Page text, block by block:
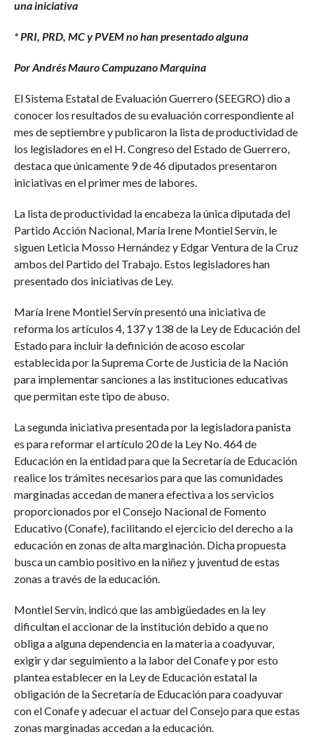
una iniciativa
* PRI, PRD, MC y PVEM no han presentado alguna
Por Andrés Mauro Campuzano Marquina
El Sistema Estatal de Evaluación Guerrero (SEEGRO) dio a
conocer los resultados de su evaluación correspondiente al
mes de septiembre y publicaron la lista de productividad de
los legisladores en el H. Congreso del Estado de Guerrero,
destaca que únicamente 9 de 46 diputados presentaron
iniciativas en el primer mes de labores.
La lista de productividad la encabeza la única diputada del
Partido Acción Nacional, María Irene Montiel Servín, le
siguen Leticia Mosso Hernández y Edgar Ventura de la Cruz
ambos del Partido del Trabajo. Estos legisladores han
presentado dos iniciativas de Ley.
María Irene Montiel Servín presentó una iniciativa de
reforma los artículos 4, 137 y 138 de la Ley de Educación del
Estado para incluir la definición de acoso escolar
establecida por la Suprema Corte de Justicia de la Nación
para implementar sanciones a las instituciones educativas
que permitan este tipo de abuso.
La segunda iniciativa presentada por la legisladora panista
es para reformar el artículo 20 de la Ley No. 464 de
Educación en la entidad para que la Secretaría de Educación
realice los trámites necesarios para que las comunidades
marginadas accedan de manera efectiva a los servicios
proporcionados por el Consejo Nacional de Fomento
Educativo (Conafe), facilitando el ejercicio del derecho a la
educación en zonas de alta marginación. Dicha propuesta
busca un cambio positivo en la niñez y juventud de estas
zonas a través de la educación.
Montiel Servín, indicó que las ambigüedades en la ley
dificultan el accionar de la institución debido a que no
obliga a alguna dependencia en la materia a coadyuvar,
exigir y dar seguimiento a la labor del Conafe y por esto
plantea establecer en la Ley de Educación estatal la
obligación de la Secretaría de Educación para coadyuvar
con el Conafe y adecuar el actuar del Consejo para que estas
zonas marginadas accedan a la educación.